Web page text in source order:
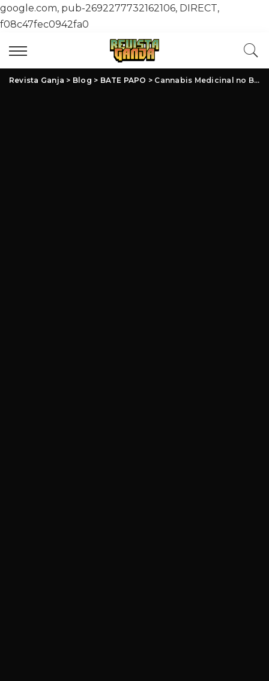
google.com, pub-2692277732162106, DIRECT,
f08c47fec0942fa0
Revista Ganja > Blog > BATE PAPO > Cannabis Medicinal no Brasil: Avanços, Desafios e Oportunidades